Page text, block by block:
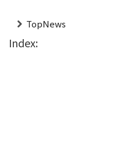
TopNews
Index: